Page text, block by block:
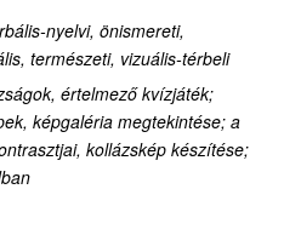
nyelvi, önismereti,
természeti, vizuális-térbeli
értelmező kvízjáték;
képgaléria megtekintése; a
kollázskép készítése;